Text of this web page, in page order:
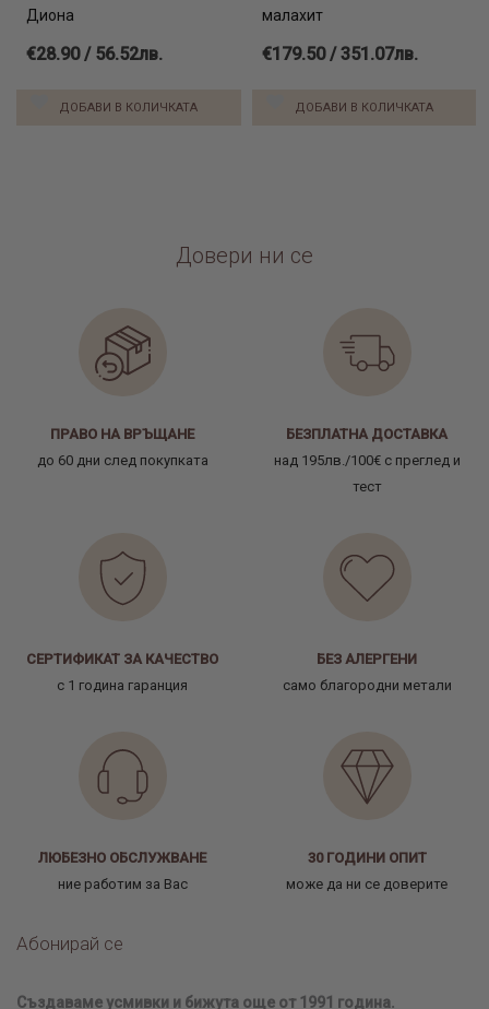
Диона
€28.90 / 56.52лв.
ДОБАВИ В КОЛИЧКАТА
малахит
€179.50 / 351.07лв.
ДОБАВИ В КОЛИЧКАТА
Довери ни се
ПРАВО НА ВРЪЩАНЕ
до 60 дни след покупката
БЕЗПЛАТНА ДОСТАВКА
над 195лв./100€ с преглед и
тест
СЕРТИФИКАТ ЗА КАЧЕСТВО
с 1 година гаранция
БЕЗ АЛЕРГЕНИ
само благородни метали
ЛЮБЕЗНО ОБСЛУЖВАНЕ
ние работим за Вас
30 ГОДИНИ ОПИТ
може да ни се доверите
Абонирай се
Създаваме усмивки и бижута още от 1991 година.